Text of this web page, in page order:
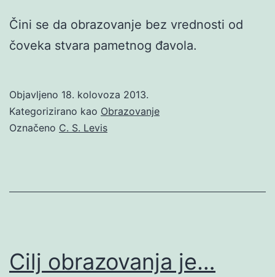
Čini se da obrazovanje bez vrednosti od
čoveka stvara pametnog đavola.
Objavljeno 18. kolovoza 2013.
Kategorizirano kao Obrazovanje
Označeno C. S. Levis
Cilj obrazovanja je…